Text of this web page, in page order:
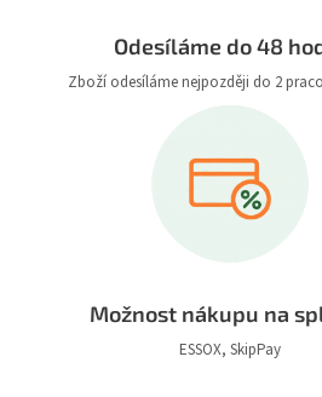
Odesíláme do 48
Zboží odesíláme nejpozději do 2
Možnost nákupu na
ESSOX, SkipPay